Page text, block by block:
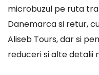
microbuzul pe ruta
Danemarca si retur,
Aliseb Tours, dar si
reduceri si alte